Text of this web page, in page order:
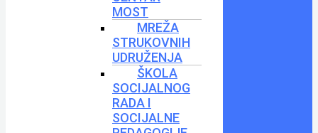
MOST
MREŽA
STRUKOVNIH
UDRUŽENJA
ŠKOLA
SOCIJALNOG
RADA I
SOCIJALNE